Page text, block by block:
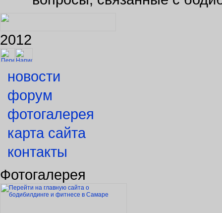
2012
форум
фотогалерея
карта сайта
контакты
Фотогалерея